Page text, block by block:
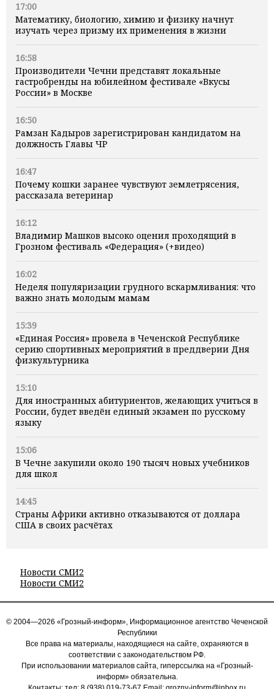
17:00
Математику, биологию, химию и физику начнут
изучать через призму их применения в жизни
16:58
Производители Чечни представят локальные
гастробренды на юбилейном фестивале «Вкусы
России» в Москве
16:50
Рамзан Кадыров зарегистрирован кандидатом на
должность Главы ЧР
16:47
Почему кошки заранее чувствуют землетрясения,
рассказала ветеринар
16:12
Владимир Машков высоко оценил проходящий в
Грозном фестиваль «Федерация» (+видео)
16:02
Неделя популяризации грудного вскармливания: что
важно знать молодым мамам
15:39
«Единая Россия» провела в Чеченской Республике
серию спортивных мероприятий в преддверии Дня
физкультурника
15:10
Для иностранных абитуриентов, желающих учиться в
России, будет введён единый экзамен по русскому
языку
15:06
В Чечне закупили около 190 тысяч новых учебников
для школ
14:45
Страны Африки активно отказываются от доллара
США в своих расчётах
Новости СМИ2
Новости СМИ2
© 2004—2026 «Грозный-информ», Информационное агентство Чеченской
Республики
Все права на материалы, находящиеся на сайте, охраняются в
соответствии с законодательством РФ.
При использовании материалов сайта, гиперссылка на «Грозный-
информ» обязательна.